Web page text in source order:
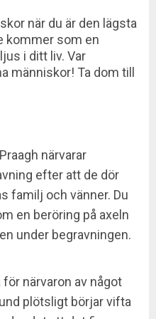
när du är den lägsta
kommer som en
i ditt liv. Var
människor! Ta dom till
närvarar
efter att de dör
familj och vänner. Du
en beröring på axeln
under begravningen.
närvaron av något
plötsligt börjar vifta